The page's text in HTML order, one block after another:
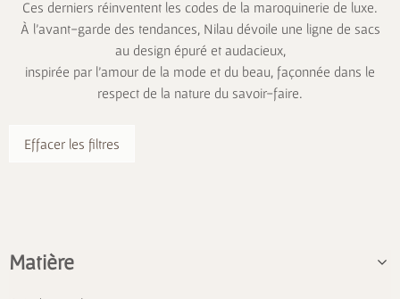
Ces derniers réinventent les codes de la maroquinerie de luxe.
À l’avant-garde des tendances, Nilau dévoile une ligne de sacs
au design épuré et audacieux,
inspirée par l’amour de la mode et du beau, façonnée dans le
respect de la nature du savoir-faire.
Effacer les filtres
Matière